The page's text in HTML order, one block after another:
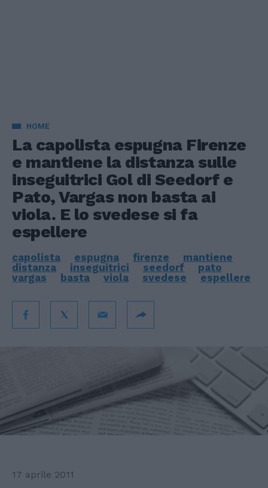
HOME
La capolista espugna Firenze
e mantiene la distanza sulle
inseguitrici Gol di Seedorf e
Pato, Vargas non basta ai
viola. E lo svedese si fa
espellere
capolista espugna firenze
mantiene
distanza
inseguitrici seedorf
pato
vargas
basta viola svedese espellere
17 aprile 2011